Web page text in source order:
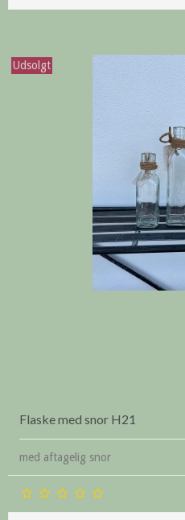
Udsolgt
Flaske med snor H21
med aftagelig snor